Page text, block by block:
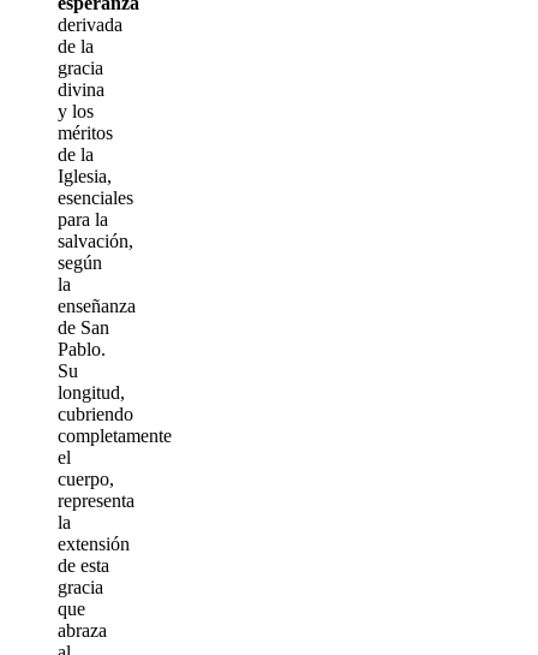
derivada
de la
gracia
divina
y los
méritos
de la
Iglesia,
esenciales
para la
salvación,
según
la
enseñanza
de San
Pablo.
Su
longitud,
cubriendo
completamente
el
cuerpo,
representa
la
extensión
de esta
gracia
que
abraza